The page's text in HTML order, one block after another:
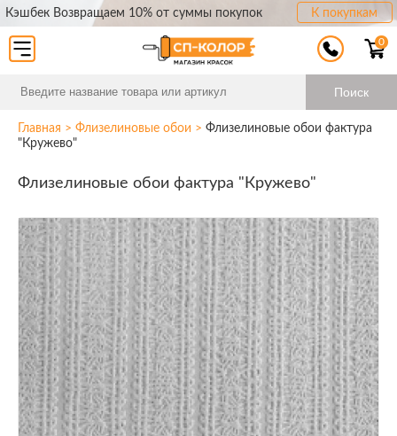
Кэшбек Возвращаем 10% от суммы покупок К покупкам
Поиск
0
Главная > Флизелиновые обои > Флизелиновые обои фактура
"Кружево"
Флизелиновые обои фактура "Кружево"